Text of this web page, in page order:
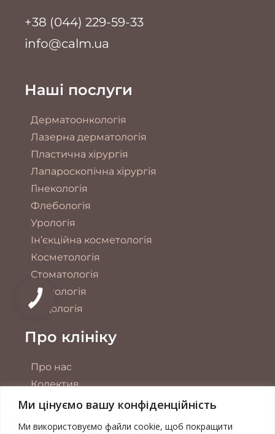
Ми цінуємо вашу конфіденційність
Ми використовуємо файли cookie, щоб покращити
+38 (044) 229-59-33
info@calm.ua
Наші послуги
Дерматоонкологія
Лазерна дерматологія
Пластична хірургія
Лапароскопічна хірургія
Гінекологія
Флебологія
Урологія
Ін’єкційна косметологія
Косметологія
Стоматологія
Трихологія
Подологія
Про клініку
Про нас
Колектив
Обладнання